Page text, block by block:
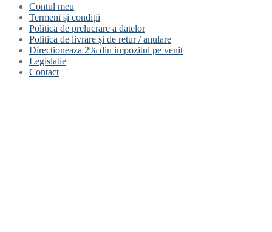
Contul meu
Termeni și condiții
Politica de prelucrare a datelor
Politica de livrare și de retur / anulare
Directioneaza 2% din impozitul pe venit
Legislatie
Contact